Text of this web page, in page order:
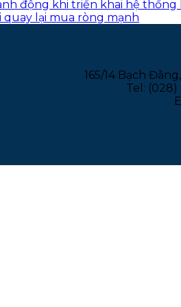
động khi triển khai hệ thống
quay lại mua ròng mạnh
165/14 Bạch
Tel: (028)